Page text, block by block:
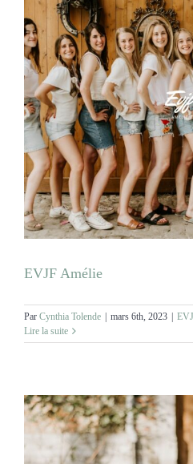
EVJF Amélie
Par Cynthia Tolende mars 6th, 2023
Lire la suite